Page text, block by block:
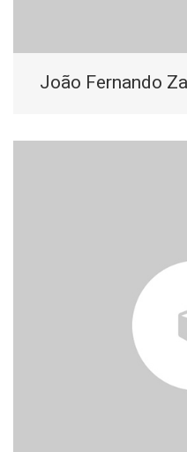
João Fernando